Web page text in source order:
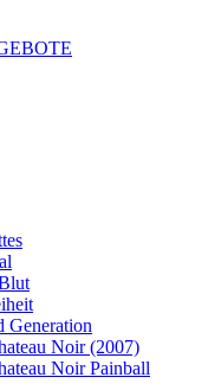
Generation
Noir (2007)
Noir Painball